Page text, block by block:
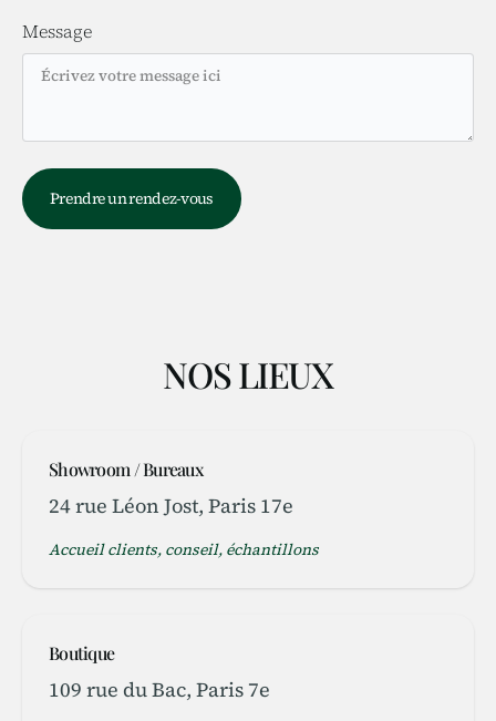
Message
NOS LIEUX
Showroom / Bureaux
24 rue Léon Jost, Paris 17e
Accueil clients, conseil, échantillons
Boutique
109 rue du Bac, Paris 7e